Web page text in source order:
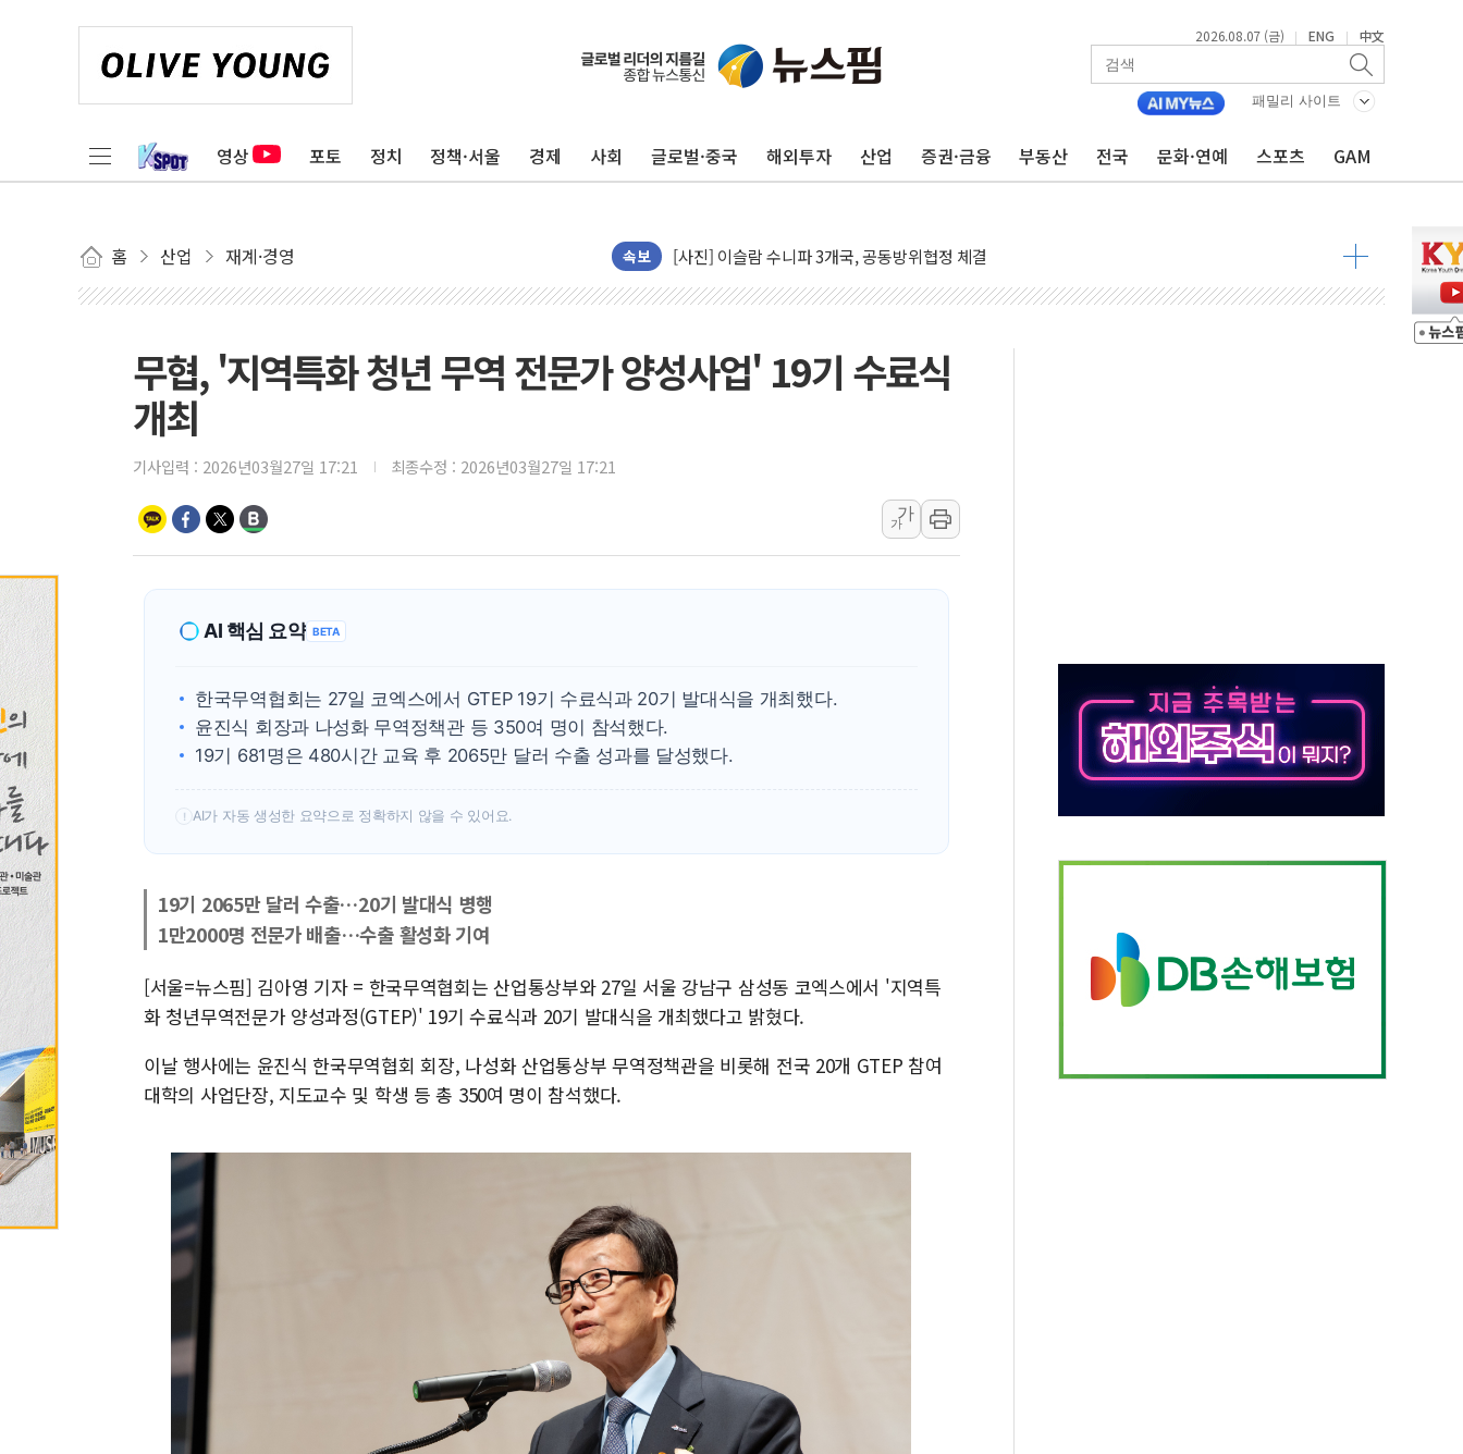
2026.08.07 (금) | ENG | 中文
패밀리 사이트
영상 포토 정치 정책·서울 경제 사회 글로벌·중국 해외투자 산업 증권·금융 부동산 전국 문화·연예 스포츠 GAM
홈 산업 재계·경영 속보
뉴욕증시 프리뷰, 美 고용 쇼크에 금리 인상 우려 후퇴…나스닥 선물 1%대 상승
뉴욕증시 개장 전 특징주...아틀라시안·클라우드플레어·태양광주↑ VS 트레이드데스크·웬디스↓
보훈부, 미 DPAA와 MOU… "6·25 미군 실종자 7359명 끝까지 찾겠다"
특정 정치인 측근 포항시 정책특보 내정설...포항시 '시끌'
李 "해남 태양광, 대한민국 다음 100년 밑거름…수도권 집중 완화 전환점"
이란와이어 "이란 최고지도자 위독…곧 사망해도 놀랍지 않아"
남동발전, 해남군에 국내 최대 규모 400MW 태양광 착공…여의도 1.6배 규모
[인도증시] 중동 불안 속 유가 상승에 소폭 하락...금융주 낙폭 커
사우디·튀르키예·파키스탄, '공동방위협정' 체결… 수니파 국가들의 새 안보 협력 구도
신길동 신축도 3.3㎡당 7250만원…써밋 클라비온 59㎡ 18억원대
용산공원·그린벨트로 또 충돌…반복되는 국토부-서울시 '정책 엇박자'
[AI 부동산 투데이] 특공 전략도 '극과 극'…생애최초만 경쟁 치열
무협, '지역특화 청년 무역 전문가 양성사업' 19기 수료식
개최
기사입력 : 2026년03월27일 17:21 최종수정 : 2026년03월27일 17:21
가
가
AI 핵심 요약 BETA
한국무역협회는 27일 코엑스에서 GTEP 19기 수료식과 20기 발대식을 개최했다.
윤진식 회장과 나성화 무역정책관 등 350여 명이 참석했다.
19기 681명은 480시간 교육 후 2065만 달러 수출 성과를 달성했다.
! AI가 자동 생성한 요약으로 정확하지 않을 수 있어요.
19기 2065만 달러 수출…20기 발대식 병행
1만2000명 전문가 배출…수출 활성화 기여
[서울=뉴스핌] 김아영 기자 = 한국무역협회는 산업통상부와 27일 서울 강남구 삼성동 코엑스에서 '지역특
화 청년무역전문가 양성과정(GTEP)' 19기 수료식과 20기 발대식을 개최했다고 밝혔다.
이날 행사에는 윤진식 한국무역협회 회장, 나성화 산업통상부 무역정책관을 비롯해 전국 20개 GTEP 참여
대학의 사업단장, 지도교수 및 학생 등 총 350여 명이 참석했다.